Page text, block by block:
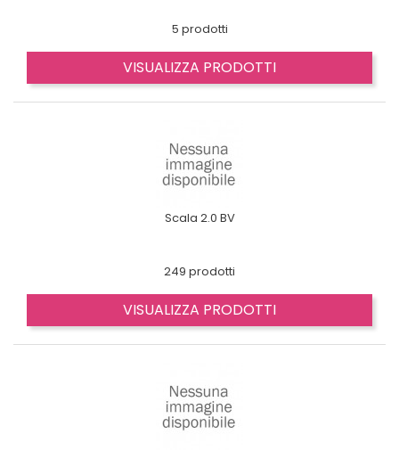
5 prodotti
VISUALIZZA PRODOTTI
Scala 2.0 BV
249 prodotti
VISUALIZZA PRODOTTI